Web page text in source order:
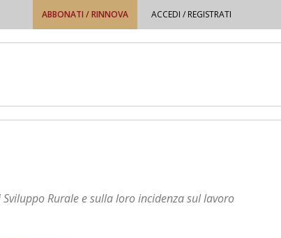
ABBONATI / RINNOVA ACCEDI / REGISTRATI
Rurale e sulla loro incidenza sul lavoro